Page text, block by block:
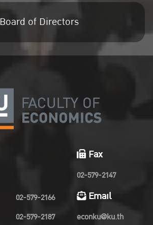
Board of Directors
02-579-2166
02-579-2187
Fax
02-579-2147
Email
econku@ku.th